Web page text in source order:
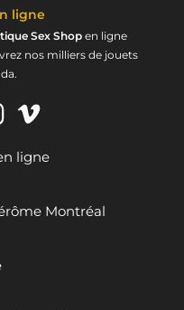
ligne
Sex Shop en ligne
nos milliers de jouets
ligne
Montréal